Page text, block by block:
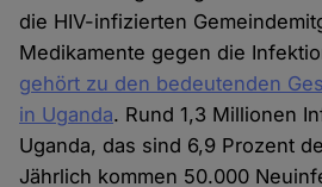
die HIV-infizierten
Medikamente gegen die
gehört zu den bedeutenden
in Uganda. Rund 1,3 Millionen
Uganda, das sind 6,9 Prozent
Jährlich kommen 50.000